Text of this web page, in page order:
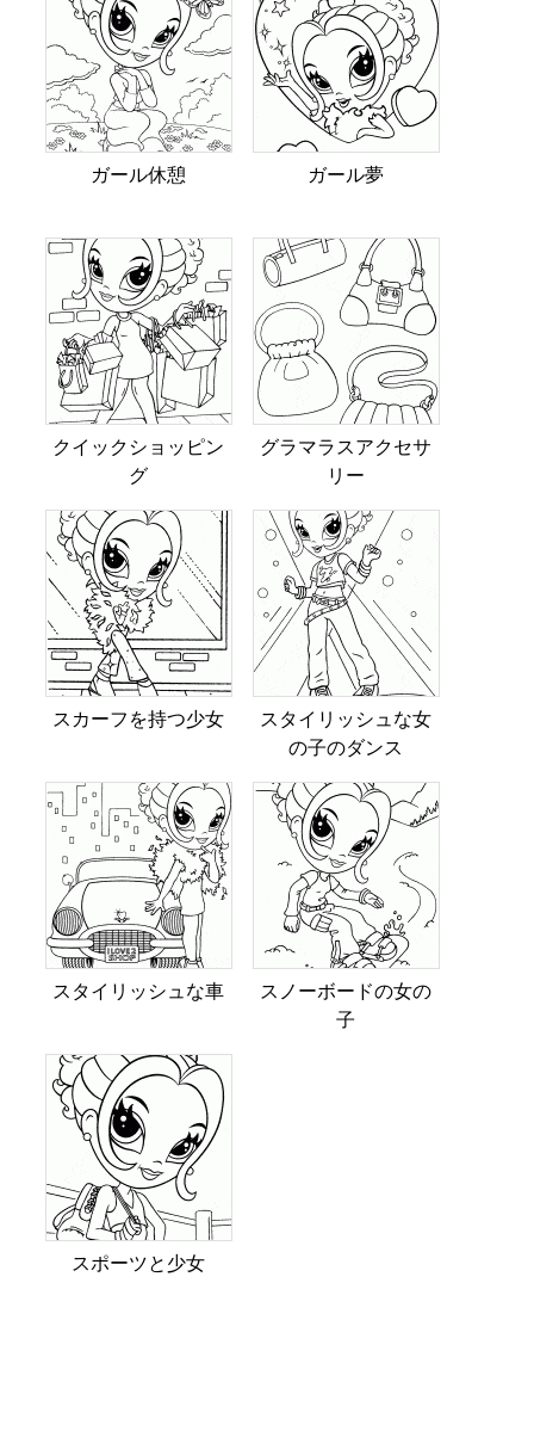
ガール休憩 ガール夢
クイックショッピン
グ
グラマラスアクセサ
リー
スカーフを持つ少女
スタイリッシュな女
の子のダンス
スタイリッシュな車
スノーボードの女の
子
スポーツと少女